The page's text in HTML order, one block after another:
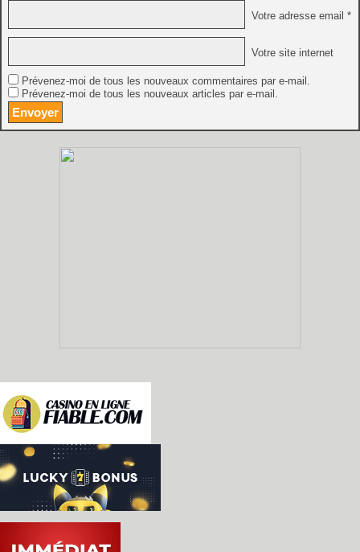
Votre adresse email *
Votre site internet
Prévenez-moi de tous les nouveaux commentaires par e-mail.
Prévenez-moi de tous les nouveaux articles par e-mail.